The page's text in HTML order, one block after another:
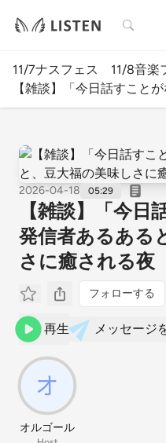
検索
11/7ナスフェス 11/8音楽
【雑談】「今日話すこと
2026-04-18 05:29
【雑談】「今日
発信者あるある
さに癒される夜
フォローする
再生 メッセージ
オルゴール